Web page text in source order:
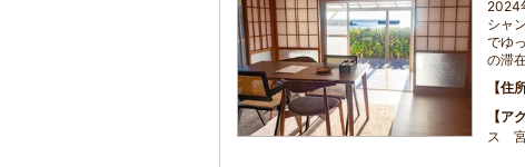
2024
シャ
でゆ
の滞
住
ア
ス 宮